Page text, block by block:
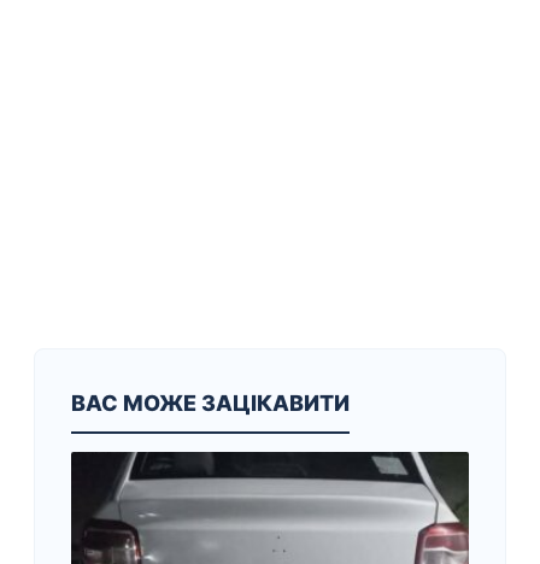
ВАС МОЖЕ ЗАЦІКАВИТИ